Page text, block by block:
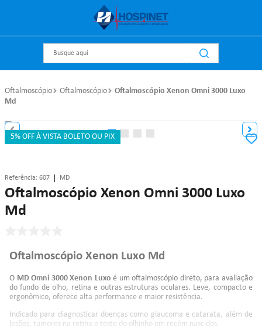
Oftalmoscópio Oftalmoscópio
Oftalmoscópio Xenon Omni 3000 Luxo
Md
5% OFF À VISTA BOLETO OU PIX
Referência: 607 MD
Oftalmoscópio Xenon Omni 3000 Luxo
Md
Oftalmoscópio Xenon Luxo Md
O MD Omni 3000 Xenon Luxo é um oftalmoscópio direto, para avaliação
do fundo de olho, retina e outras estruturas oculares. Leve, compacto e
ergonômico, oferece alta performance e maior resistência.
Indicado para diagnosticar doenças como glaucoma e catarata, além de
lesões, tumores na retina e teste do olhinho em recém nascidos.